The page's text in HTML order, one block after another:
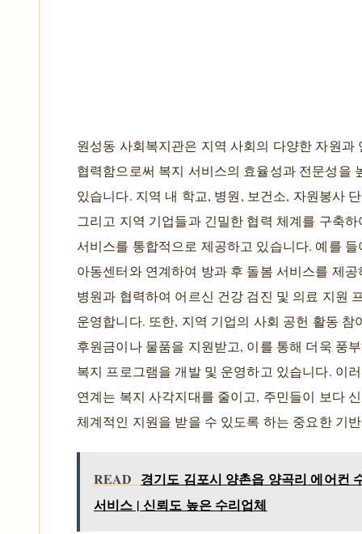
원성동 사회복지관은 지역 사회의 다양한 자원과
협력함으로써 복지 서비스의 효율성과 전문성을
있습니다. 지역 내 학교, 병원, 보건소, 자원봉사
그리고 지역 기업들과 긴밀한 협력 체계를 구축
서비스를 통합적으로 제공하고 있습니다. 예를 들
아동센터와 연계하여 방과 후 돌봄 서비스를 제
병원과 협력하여 어르신 건강 검진 및 의료 지원
운영합니다. 또한, 지역 기업의 사회 공헌 활동 참
후원금이나 물품을 지원받고, 이를 통해 더욱 풍
복지 프로그램을 개발 및 운영하고 있습니다. 이
연계는 복지 사각지대를 줄이고, 주민들이 보다
체계적인 지원을 받을 수 있도록 하는 중요한 기
READ 경기도 김포시 양촌읍 양곡리 에어컨
서비스 | 신뢰도 높은 수리업체